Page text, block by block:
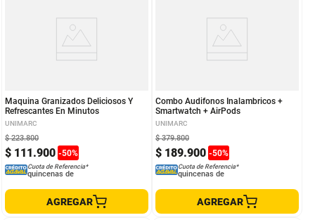
Maquina Granizados Deliciosos Y
Refrescantes En Minutos
UNIMARC
$ 111.900 -50%
$ 223.800
Cuota de Referencia*
quincenas de
AGREGAR
Combo Audifonos Inalambricos +
Smartwatch + AirPods
UNIMARC
$ 189.900 -50%
$ 379.800
Cuota de Referencia*
quincenas de
AGREGAR